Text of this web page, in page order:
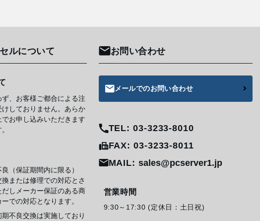
ルについて
、お客様ご都合による注
しておりません。あらか
お申し込みいただきます
（保証期間内に限る）
または修理での対応とさ
しメーカー保証のある商
での対応となります。
不良交換は実施しており
お問い合わせ
メールでのお問い合わせ
TEL: 03-3233-8010
FAX: 03-3233-8011
MAIL: sales@pcserver1.jp
営業時間
9:30～17:30 (定休日：土日祝)